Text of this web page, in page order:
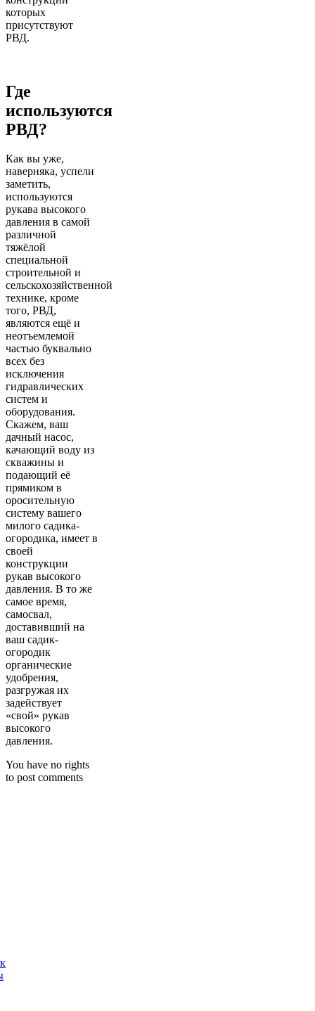
которых
присутствуют
РВД.
Где
используются
РВД?
Как вы уже,
наверняка, успели
заметить,
используются
рукава высокого
давления в самой
различной
тяжёлой
специальной
строительной и
сельскохозяйственной
технике, кроме
того, РВД,
являются ещё и
неотъемлемой
частью буквально
всех без
исключения
гидравлических
систем и
оборудования.
Скажем, ваш
дачный насос,
качающий воду из
скважины и
подающий её
прямиком в
оросительную
систему вашего
милого садика-
огородика, имеет в
своей
конструкции
рукав высокого
давления. В то же
самое время,
самосвал,
доставивший на
ваш садик-
огородик
органические
удобрения,
разгружая их
задействует
«свой» рукав
высокого
давления.
You have no rights
to post comments